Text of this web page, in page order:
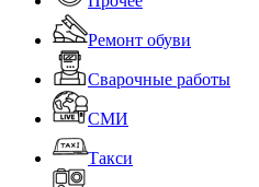
Ремонт обуви
Сварочные работы
СМИ
Такси